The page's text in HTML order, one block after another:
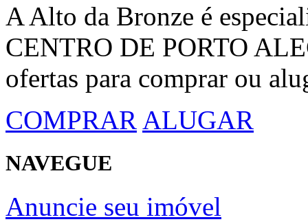
A Alto da Bronze é
CENTRO DE PORTO
ofertas para comprar ou
COMPRAR ALUGAR
NAVEGUE
Anuncie seu imóvel